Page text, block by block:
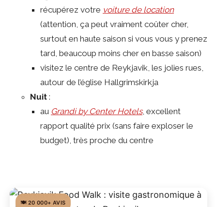
récupérez votre voiture de location
(attention, ça peut vraiment coûter cher,
surtout en haute saison si vous vous y prenez
tard, beaucoup moins cher en basse saison)
visitez le centre de Reykjavik, les jolies rues,
autour de l’église Hallgrimskirkja
Nuit :
au Grandi by Center Hotels, excellent
rapport qualité prix (sans faire exploser le
budget), très proche du centre
🍽️ 20 000+ AVIS